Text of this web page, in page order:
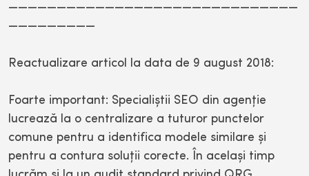
——————————————————————————————
—————————
Reactualizare articol la data de 9 august 2018:
Foarte important: Specialiştii SEO din agenţie
lucrează la o centralizare a tuturor punctelor
comune pentru a identifica modele similare şi
pentru a contura soluţii corecte. În acelaşi timp